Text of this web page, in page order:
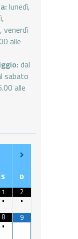
lunedì,
venerdì
alle
dal
sabato
alle
S D
1
•
2
•
8
•
9